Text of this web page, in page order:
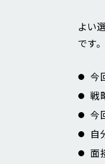
よい
です。
今
戦
今
自
面